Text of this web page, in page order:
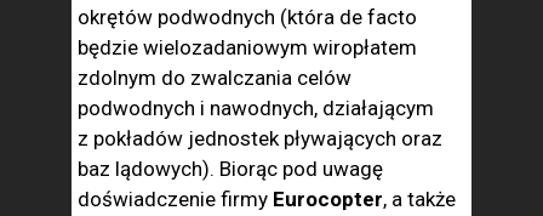
okrętów podwodnych (która de facto
będzie wielozadaniowym wiropłatem
zdolnym do zwalczania celów
podwodnych i nawodnych, działającym
z pokładów jednostek pływających oraz
baz lądowych). Biorąc pod uwagę
doświadczenie firmy Eurocopter, a także